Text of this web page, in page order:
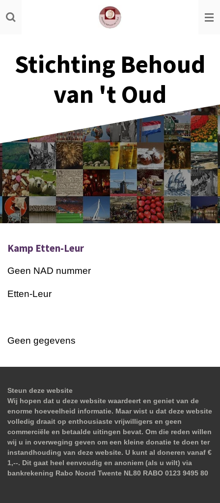
Ga
direct
hoofdinhoud
Stichting Behoud
van 't Oud
Kamp Etten-Leur
Geen NAD nummer
Etten-Leur
Geen gegevens
Steun deze website
Wij hopen dat u deze website waardeert en geniet van de
enorme hoeveelheid informatie. Maar wist u dat deze website
volledig draait op enthousiaste vrijwilligers en geen
commerciële en betaalde uitingen bevat. Om die reden willen
wij u in overweging geven om een kleine donatie te doen ter
instandhouding van deze website. U kunt al doneren vanaf €
1,--. Dit gaat heel eenvoudig en anoniem (als u wilt) via
bankrekening Rabo Noord Twente NL80 RABO 0123 9495 80